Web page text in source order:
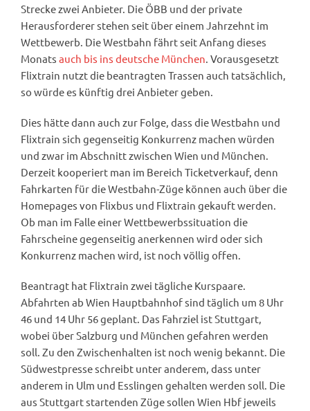
Strecke zwei Anbieter. Die ÖBB und der private
Herausforderer stehen seit über einem Jahrzehnt im
Wettbewerb. Die Westbahn fährt seit Anfang dieses
Monats auch bis ins deutsche München. Vorausgesetzt
Flixtrain nutzt die beantragten Trassen auch tatsächlich,
so würde es künftig drei Anbieter geben.
Dies hätte dann auch zur Folge, dass die Westbahn und
Flixtrain sich gegenseitig Konkurrenz machen würden
und zwar im Abschnitt zwischen Wien und München.
Derzeit kooperiert man im Bereich Ticketverkauf, denn
Fahrkarten für die Westbahn-Züge können auch über die
Homepages von Flixbus und Flixtrain gekauft werden.
Ob man im Falle einer Wettbewerbssituation die
Fahrscheine gegenseitig anerkennen wird oder sich
Konkurrenz machen wird, ist noch völlig offen.
Beantragt hat Flixtrain zwei tägliche Kurspaare.
Abfahrten ab Wien Hauptbahnhof sind täglich um 8 Uhr
46 und 14 Uhr 56 geplant. Das Fahrziel ist Stuttgart,
wobei über Salzburg und München gefahren werden
soll. Zu den Zwischenhalten ist noch wenig bekannt. Die
Südwestpresse schreibt unter anderem, dass unter
anderem in Ulm und Esslingen gehalten werden soll. Die
aus Stuttgart startenden Züge sollen Wien Hbf jeweils